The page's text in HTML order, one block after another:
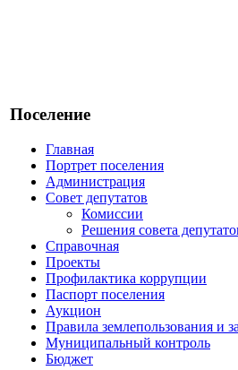
Поселение
Главная
Портрет поселения
Администрация
Совет депутатов
Комиссии
Решения совета
Справочная
Проекты
Профилактика коррупции
Паспорт поселения
Аукцион
Правила землепользования и
Муниципальный контроль
Бюджет